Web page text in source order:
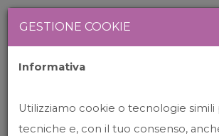
GESTIONE COOKIE
Informativa
Utilizziamo cookie o tecnologie simili
tecniche e, con il tuo consenso,